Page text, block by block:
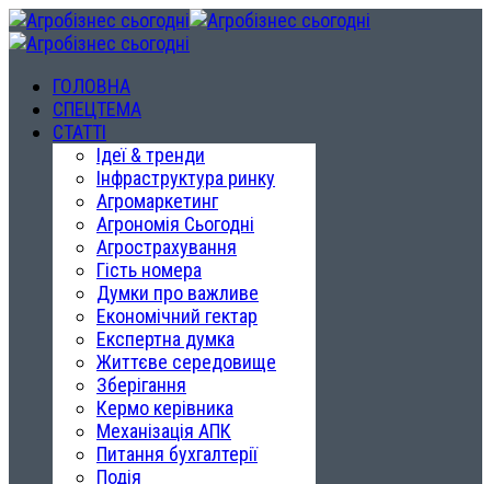
ГОЛОВНА
СПЕЦТЕМА
СТАТТІ
Ідеї & тренди
Інфраструктура ринку
Агромаркетинг
Агрономія Сьогодні
Агрострахування
Гість номера
Думки про важливе
Економічний гектар
Експертна думка
Життєве середовище
Зберігання
Кермо керівника
Механізація АПК
Питання бухгалтерії
Подія